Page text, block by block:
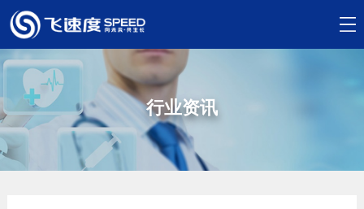
行业资讯